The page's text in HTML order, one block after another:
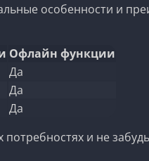
особенности и
Офлайн функции
Да
Да
Да
и не